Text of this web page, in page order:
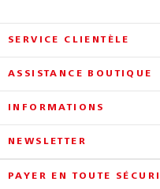
SERVICE CLIENTÈLE
ASSISTANCE BOUTIQUE
INFORMATIONS
NEWSLETTER
PAYER EN TOUTE